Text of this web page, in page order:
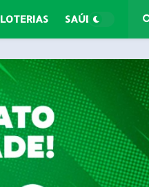
LOTERIAS SAÚDE